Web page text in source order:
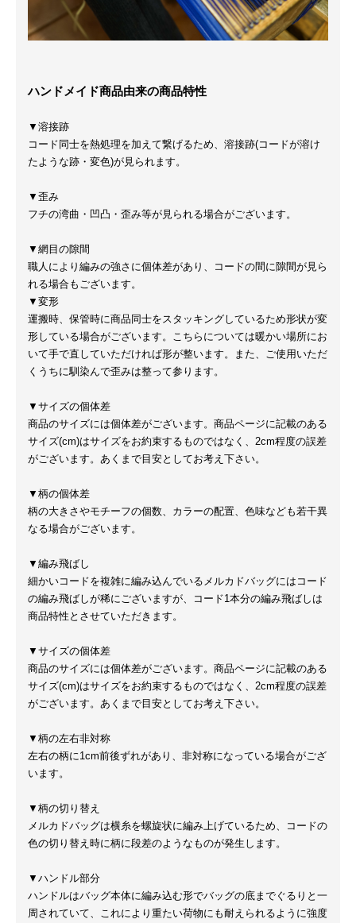
ハンドメイド商品由来の商品特性
▼溶接跡
コード同士を熱処理を加えて繋げるため、溶接跡(コードが溶け
たような跡・変色)が見られます。
▼歪み
フチの湾曲・凹凸・歪み等が見られる場合がございます。
▼網目の隙間
職人により編みの強さに個体差があり、コードの間に隙間が見ら
れる場合もございます。
▼変形
運搬時、保管時に商品同士をスタッキングしているため形状が変
形している場合がございます。こちらについては暖かい場所にお
いて手で直していただければ形が整います。また、ご使用いただ
くうちに馴染んで歪みは整って参ります。
▼サイズの個体差
商品のサイズには個体差がございます。商品ページに記載のある
サイズ(cm)はサイズをお約束するものではなく、2cm程度の誤差
がございます。あくまで目安としてお考え下さい。
▼柄の個体差
柄の大きさやモチーフの個数、カラーの配置、色味なども若干異
なる場合がございます。
▼編み飛ばし
細かいコードを複雑に編み込んでいるメルカドバッグにはコード
の編み飛ばしが稀にございますが、コード1本分の編み飛ばしは
商品特性とさせていただきます。
▼サイズの個体差
商品のサイズには個体差がございます。商品ページに記載のある
サイズ(cm)はサイズをお約束するものではなく、2cm程度の誤差
がございます。あくまで目安としてお考え下さい。
▼柄の左右非対称
左右の柄に1cm前後ずれがあり、非対称になっている場合がござ
います。
▼柄の切り替え
メルカドバッグは横糸を螺旋状に編み上げているため、コードの
色の切り替え時に柄に段差のようなものが発生します。
▼ハンドル部分
ハンドルはバッグ本体に編み込む形でバッグの底までぐるりと一
周されていて、これにより重たい荷物にも耐えられるように強度